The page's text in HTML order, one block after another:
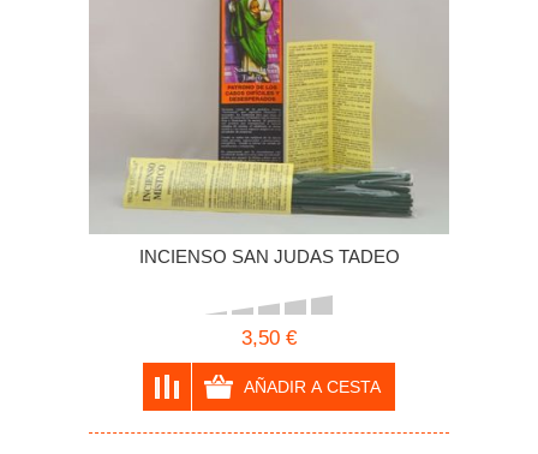
INCIENSO SAN JUDAS TADEO
3,50 €